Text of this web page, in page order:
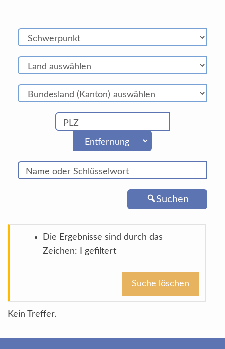
Suchen
Die Ergebnisse sind durch das
Zeichen: I gefiltert
Suche löschen
Kein Treffer.